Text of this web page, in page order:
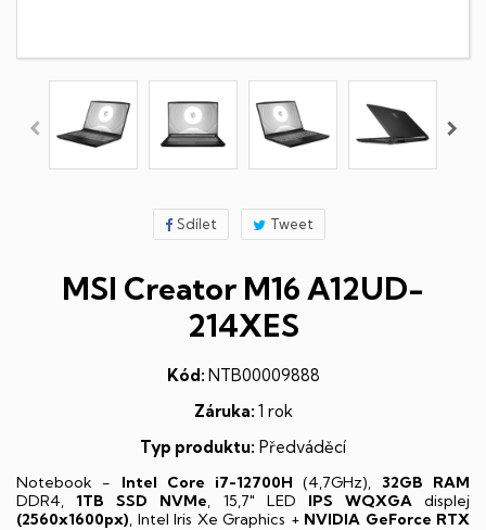
Sdílet Tweet
MSI Creator M16 A12UD-
214XES
Kód: NTB00009888
Záruka: 1 rok
Typ produktu: Předváděcí
Notebook - Intel Core i7-12700H(4,7GHz), 32GB RAM
DDR4,1TB SSD NVMe, 15,7" LED IPS WQXGAdisplej
(2560x1600px), Intel Iris Xe Graphics + NVIDIA GeForce RTX